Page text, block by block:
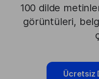
100 dilde
görüntüleri,
Ücretsiz